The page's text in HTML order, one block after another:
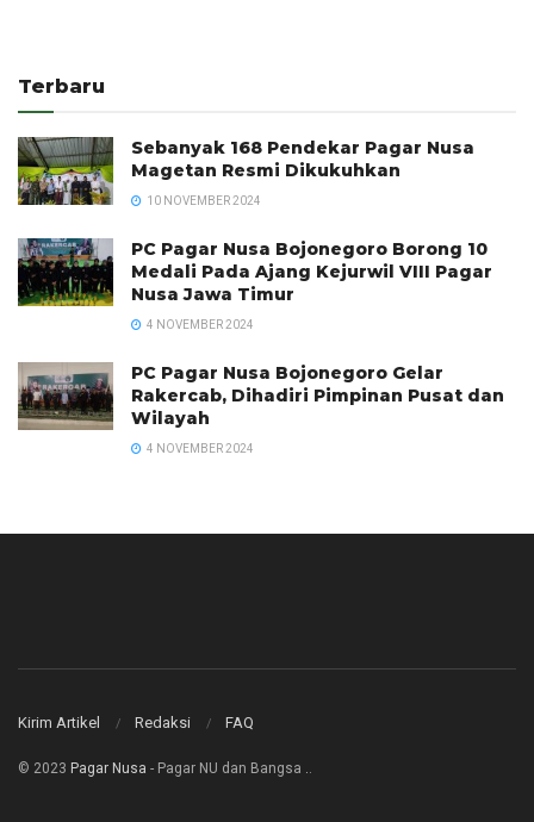
Terbaru
Sebanyak 168 Pendekar Pagar Nusa
Magetan Resmi Dikukuhkan
10 NOVEMBER 2024
PC Pagar Nusa Bojonegoro Borong 10
Medali Pada Ajang Kejurwil VIII Pagar
Nusa Jawa Timur
4 NOVEMBER 2024
PC Pagar Nusa Bojonegoro Gelar
Rakercab, Dihadiri Pimpinan Pusat dan
Wilayah
4 NOVEMBER 2024
Kirim Artikel Redaksi FAQ
© 2023 Pagar Nusa - Pagar NU dan Bangsa ..